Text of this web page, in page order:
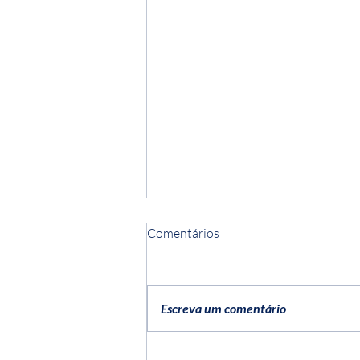
Vinícolas perto de Lisboa
Comentários
Escreva um comentário